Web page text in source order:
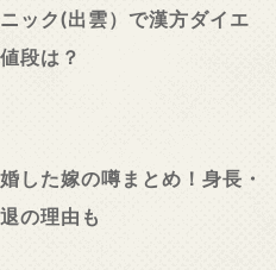
ック(出雲）で漢方ダイエ
段は？
した嫁の噂まとめ！身長・
の理由も